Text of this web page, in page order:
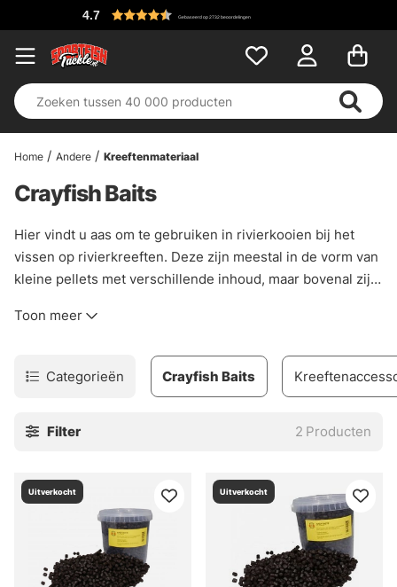
4.7 Gebaseerd op 2732 beoordelingen
Home Andere Kreeftenmateriaal
Crayfish Baits
Hier vindt u aas om te gebruiken in rivierkooien bij het
vissen op rivierkreeften. Deze zijn meestal in de vorm van
kleine pellets met verschillende inhoud, maar bovenal zijn
rivierkreeften zonder dat je aasvis hoeft te halen.
Toon meer
Categorieën Crayfish Baits
Filter 2 Producten
Uitverkocht Uitverkocht